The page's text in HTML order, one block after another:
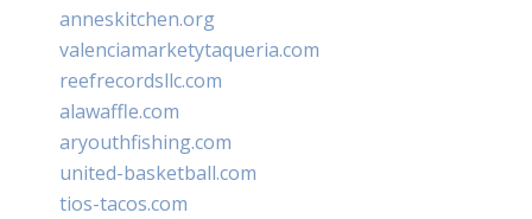
anneskitchen.org
valenciamarketytaqueria.com
reefrecordsllc.com
alawaffle.com
aryouthfishing.com
united-basketball.com
tios-tacos.com